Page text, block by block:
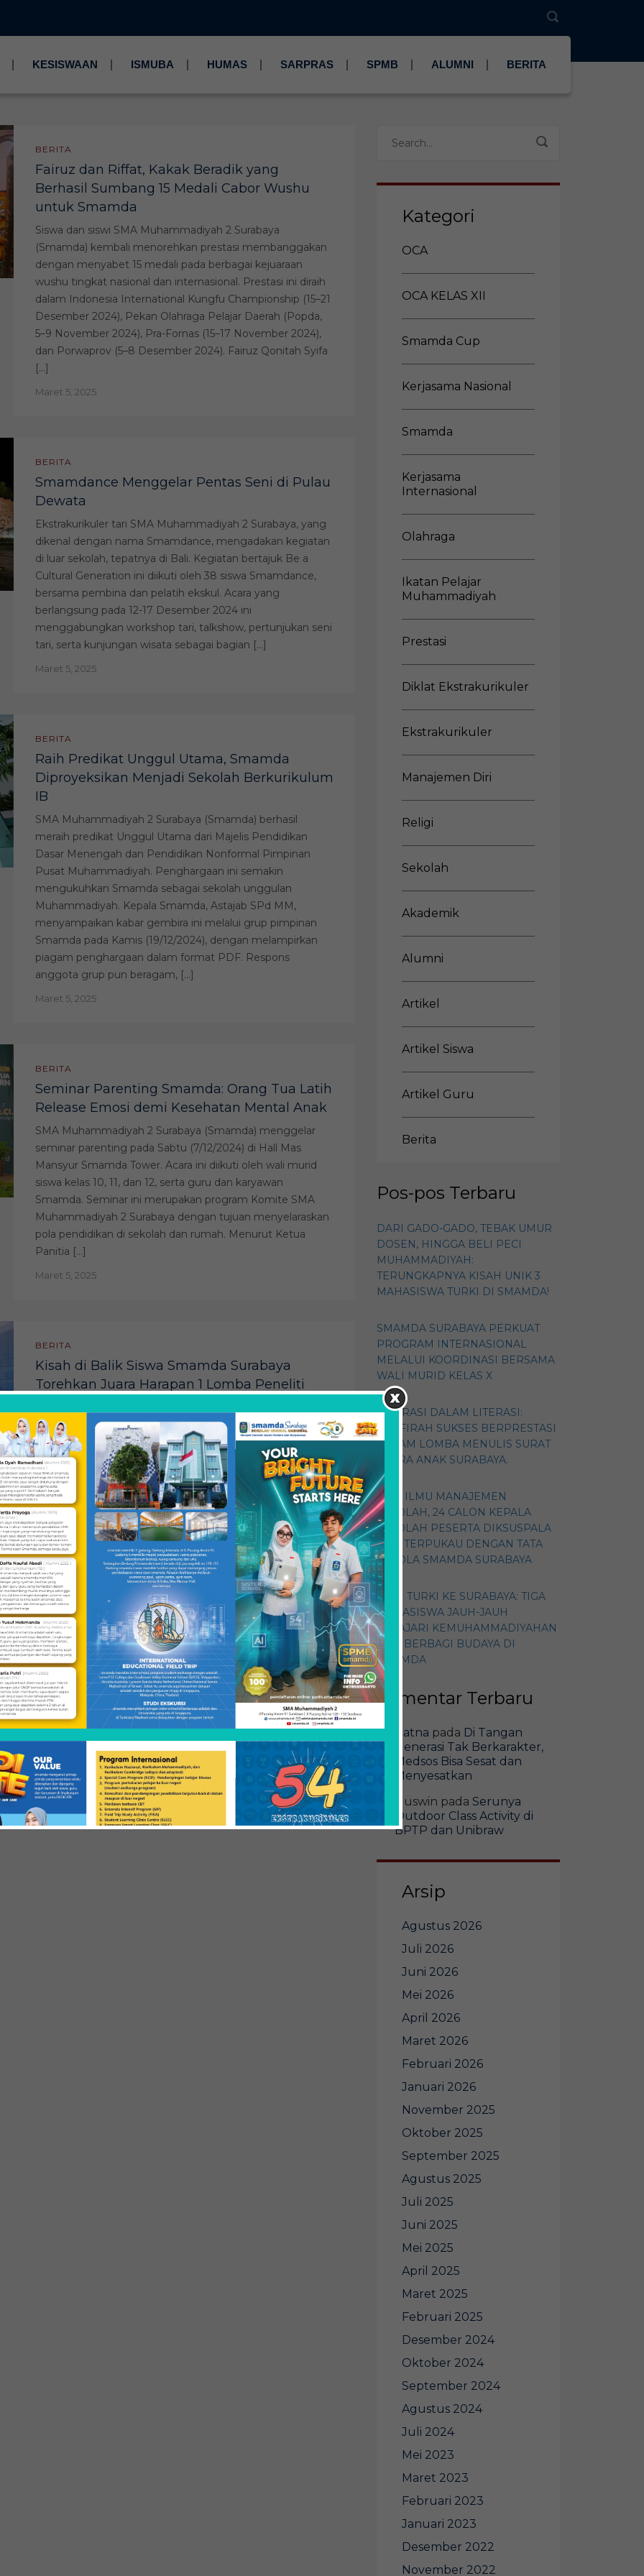
KESISWAAN ISMUBA HUMAS SARPRAS SPMB ALUMNI BERITA
BERITA
Fairuz dan Riffat, Kakak Beradik yang
Berhasil Sumbang 15 Medali Cabor Wushu
untuk Smamda
Siswa dan siswi SMA Muhammadiyah 2 Surabaya
(Smamda) kembali menorehkan prestasi membanggakan
dengan menyabet 15 medali pada berbagai kejuaraan
wushu tingkat nasional dan internasional. Prestasi ini diraih
dalam Indonesia International Kungfu Championship (15–21
Desember 2024), Pekan Olahraga Pelajar Daerah (Popda,
5–9 November 2024), Pra-Fornas (15–17 November 2024),
dan Porwaprov (5–8 Desember 2024). Fairuz Qonitah Syifa
[…]
Maret 5, 2025
BERITA
Smamdance Menggelar Pentas Seni di Pulau
Dewata
Ekstrakurikuler tari SMA Muhammadiyah 2 Surabaya, yang
dikenal dengan nama Smamdance, mengadakan kegiatan
di luar sekolah, tepatnya di Bali. Kegiatan bertajuk Be a
Cultural Generation ini diikuti oleh 38 siswa Smamdance,
bersama pembina dan pelatih ekskul. Acara yang
berlangsung pada 12-17 Desember 2024 ini
menggabungkan workshop tari, talkshow, pertunjukan seni
tari, serta kunjungan wisata sebagai bagian […]
Maret 5, 2025
BERITA
Raih Predikat Unggul Utama, Smamda
Diproyeksikan Menjadi Sekolah Berkurikulum
IB
SMA Muhammadiyah 2 Surabaya (Smamda) berhasil
meraih predikat Unggul Utama dari Majelis Pendidikan
Dasar Menengah dan Pendidikan Nonformal Pimpinan
Pusat Muhammadiyah. Penghargaan ini semakin
mengukuhkan Smamda sebagai sekolah unggulan
Muhammadiyah. Kepala Smamda, Astajab SPd MM,
menyampaikan kabar gembira ini melalui grup pimpinan
Smamda pada Kamis (19/12/2024), dengan melampirkan
piagam penghargaan dalam format PDF. Respons
anggota grup pun beragam, […]
Maret 5, 2025
BERITA
Seminar Parenting Smamda: Orang Tua Latih
Release Emosi demi Kesehatan Mental Anak
SMA Muhammadiyah 2 Surabaya (Smamda) menggelar
seminar parenting pada Sabtu (7/12/2024) di Hall Mas
Mansyur Smamda Tower. Acara ini diikuti oleh wali murid
siswa kelas 10, 11, dan 12, serta guru dan karyawan
Smamda. Seminar ini merupakan program Komite SMA
Muhammadiyah 2 Surabaya dengan tujuan menyelaraskan
pola pendidikan di sekolah dan rumah. Menurut Ketua
Panitia […]
Maret 5, 2025
BERITA
Kisah di Balik Siswa Smamda Surabaya
Torehkan Juara Harapan 1 Lomba Peneliti
Kamis (5/12/2024) lalu menjadi hari yang membahagiakan
bagi SMA Muhammadiyah 2 (Smamda) Surabaya. Delegasi
mereka, Zia Almira Fitriani dan Zaidan Nazarul Irzam
Bayhaqi yang tergabung dalam satu tim, berhasil meraih
Juara Harapan 1 dalam ajang Lomba Peneliti Belia (LPB)
Nasional 2024 bidang Geografi yang diselenggarakan oleh
Center for Young Scientist. Kepastian tersebut disampaikan
pada saat […]
Maret 5, 2025
Kategori
OCA
OCA KELAS XII
Smamda Cup
Kerjasama Nasional
Smamda
Kerjasama
Internasional
Olahraga
Ikatan Pelajar
Muhammadiyah
Prestasi
Diklat Ekstrakurikuler
Ekstrakurikuler
Manajemen Diri
Religi
Sekolah
Akademik
Alumni
Artikel
Artikel Siswa
Artikel Guru
Berita
Pos-pos Terbaru
DARI GADO-GADO, TEBAK UMUR
DOSEN, HINGGA BELI PECI
MUHAMMADIYAH:
TERUNGKAPNYA KISAH UNIK 3
MAHASISWA TURKI DI SMAMDA!
SMAMDA SURABAYA PERKUAT
PROGRAM INTERNASIONAL
MELALUI KOORDINASI BERSAMA
WALI MURID KELAS X
ASPIRASI DALAM LITERASI:
ZHAFIRAH SUKSES BERPRESTASI
DALAM LOMBA MENULIS SURAT
SUARA ANAK SURABAYA.
GALI ILMU MANAJEMEN
SEKOLAH, 24 CALON KEPALA
SEKOLAH PESERTA DIKSUSPALA
2026 TERPUKAU DENGAN TATA
KELOLA SMAMDA SURABAYA
DARI TURKI KE SURABAYA: TIGA
MAHASISWA JAUH-JAUH
PELAJARI KEMUHAMMADIYAHAN
DAN BERBAGI BUDAYA DI
SMAMDA
Komentar Terbaru
Ratna pada Di Tangan
Generasi Tak Berkarakter,
Medsos Bisa Sesat dan
Menyesatkan
Guswin pada Serunya
Outdoor Class Activity di
BPTP dan Unibraw
Arsip
Agustus 2026
Juli 2026
Juni 2026
Mei 2026
April 2026
Maret 2026
Februari 2026
Januari 2026
November 2025
Oktober 2025
September 2025
Agustus 2025
Juli 2025
Juni 2025
Mei 2025
April 2025
Maret 2025
Februari 2025
Desember 2024
Oktober 2024
September 2024
Agustus 2024
Juli 2024
Mei 2023
Maret 2023
Februari 2023
Januari 2023
Desember 2022
November 2022